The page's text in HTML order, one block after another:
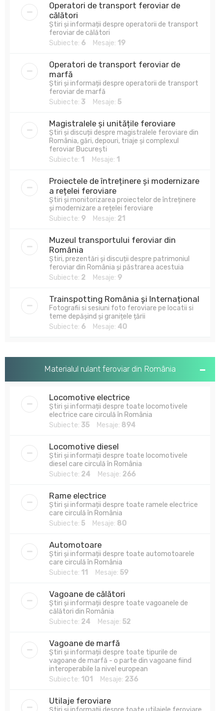
Operatori de transport feroviar de
călători
Știri și informații despre operatorii de transport
feroviar de călători
Subiecte: 6 Mesaje: 19
Operatori de transport feroviar de
marfă
Știri și informații despre operatorii de transport
feroviar de marfă
Subiecte: 3 Mesaje: 5
Magistralele și unitățile feroviare
Știri și discuții despre magistralele feroviare din
România, gări, depouri, triaje și complexul
feroviar București
Subiecte: 1 Mesaje: 1
Proiectele de întreținere și modernizare
a rețelei feroviare
Știri și monitorizarea proiectelor de întreținere
și modernizare a rețelei feroviare
Subiecte: 9 Mesaje: 21
Muzeul transportului feroviar din
România
Știri, prezentări și discuții despre patrimoniul
feroviar din România și păstrarea acestuia
Subiecte: 2 Mesaje: 9
Trainspotting România și Internațional
Fotografii si sesiuni foto feroviare pe locatii si
teme depășind și granițele țării
Subiecte: 6 Mesaje: 40
Materialul rulant feroviar din România
Locomotive electrice
Știri și informații despre toate locomotivele
electrice care circulă în România
Subiecte: 35 Mesaje: 894
Locomotive diesel
Știri și informații despre toate locomotivele
diesel care circulă în România
Subiecte: 24 Mesaje: 266
Rame electrice
Știri și informații despre toate ramele electrice
care circulă în România
Subiecte: 5 Mesaje: 80
Automotoare
Știri și informații despre toate automotoarele
care circulă în România
Subiecte: 11 Mesaje: 59
Vagoane de călători
Știri și informații despre toate vagoanele de
călători din România
Subiecte: 24 Mesaje: 52
Vagoane de marfă
Știri și informații despre toate tipurile de
vagoane de marfă - o parte din vagoane fiind
interoperabile la nivel european
Subiecte: 101 Mesaje: 236
Utilaje feroviare